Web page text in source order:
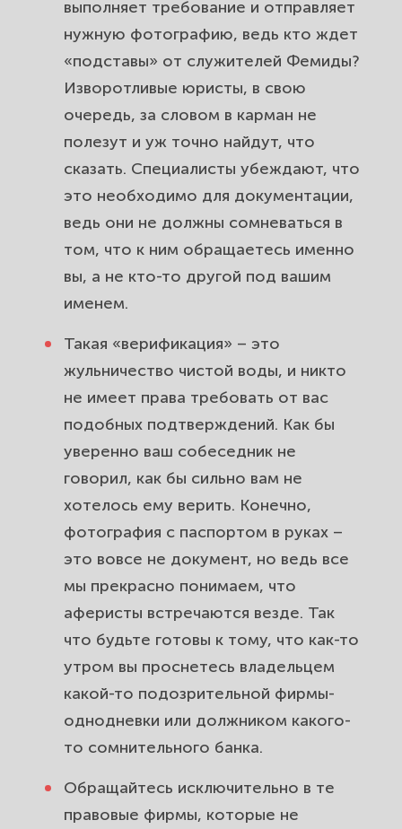
выполняет требование и отправляет
нужную фотографию, ведь кто ждет
«подставы» от служителей Фемиды?
Изворотливые юристы, в свою
очередь, за словом в карман не
полезут и уж точно найдут, что
сказать. Специалисты убеждают, что
это необходимо для документации,
ведь они не должны сомневаться в
том, что к ним обращаетесь именно
вы, а не кто-то другой под вашим
именем.
Такая «верификация» – это
жульничество чистой воды, и никто
не имеет права требовать от вас
подобных подтверждений. Как бы
уверенно ваш собеседник не
говорил, как бы сильно вам не
хотелось ему верить. Конечно,
фотография с паспортом в руках –
это вовсе не документ, но ведь все
мы прекрасно понимаем, что
аферисты встречаются везде. Так
что будьте готовы к тому, что как-то
утром вы проснетесь владельцем
какой-то подозрительной фирмы-
однодневки или должником какого-
то сомнительного банка.
Обращайтесь исключительно в те
правовые фирмы, которые не